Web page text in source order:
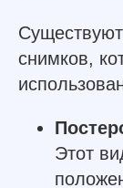
снимков,
Этот